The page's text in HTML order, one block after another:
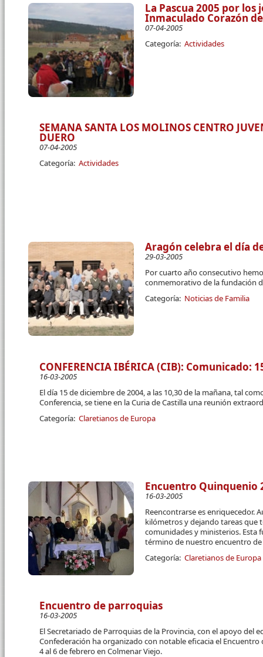
La Pascua 2005 por
Inmaculado Corazón
07-04-2005
Categoría: Actividades
SEMANA SANTA LOS MOLINOS CENTRO
DUERO
07-04-2005
Categoría: Actividades
Aragón celebra el día
29-03-2005
Por cuarto año consecutivo
conmemorativo de la fundación
Categoría: Noticias de Familia
CONFERENCIA IBÉRICA (CIB): Comunicado:
16-03-2005
El día 15 de diciembre de 2004, a las 10,30 de la mañana, tal
Conferencia, se tiene en la Curia de Castilla una reunión
Categoría: Claretianos de Europa
Encuentro Quinquenio
16-03-2005
Reencontrarse es enriquecedor.
kilómetros y dejando tareas que
comunidades y ministerios. Esta
término de nuestro encuentro
Categoría: Claretianos de Europa
Encuentro de parroquias
16-03-2005
El Secretariado de Parroquias de la Provincia, con el apoyo del
Confederación ha organizado con notable eficacia el Encuentro
4 al 6 de febrero en Colmenar Viejo.